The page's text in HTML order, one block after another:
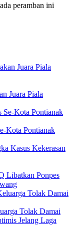
peramban ini
Juara Piala
Kota Pontianak
Kasus Kekerasan
Libatkan Ponpes
Tolak Damai